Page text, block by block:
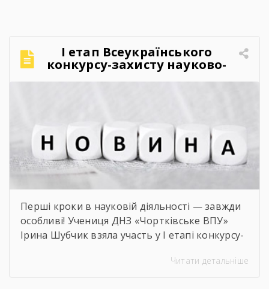
поезії, а також разом виконали безсмертний
[…]
І етап Всеукраїнського
конкурсу-захисту науково-
дослідницьких робіт учнів-
Перші кроки в науковій діяльності — завжди
особливі! Учениця ДНЗ «Чортківське ВПУ»
Ірина Шубчик взяла участь у І етапі конкурсу-
«Сучасний стан та перспективи розвитку
Читати детальніше